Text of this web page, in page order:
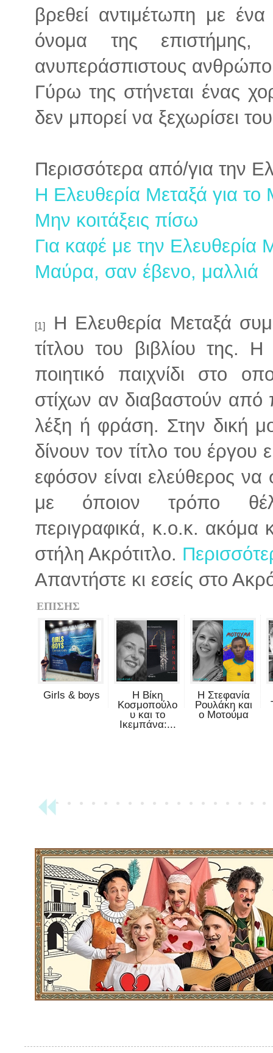
βρεθεί αντιμέτωπη με
όνομα της επιστήμης,
ανυπεράσπιστους
Γύρω της στήνεται ένας
δεν μπορεί να ξεχωρίσει
Περισσότερα από/για την
Η Ελευθερία Μεταξά για το
Μην κοιτάξεις πίσω
Για καφέ με την Ελευθερία
Μαύρα, σαν έβενο, μαλλιά
[1]
Η Ελευθερία Μεταξά
τίτλου του βιβλίου της. Η
ποιητικό παιχνίδι στο
στίχων αν διαβαστούν
λέξη ή φράση. Στην δική
δίνουν τον τίτλο του έργου
εφόσον είναι ελεύθερος
με όποιον τρόπο
περιγραφικά, κ.ο.κ. ακόμα
στήλη Ακρότιτλο.
Απαντήστε κι εσείς στο
ΕΠΙΣΗΣ
Girls & boys
Η Βίκη
Κοσμοπούλο
υ και το
Ικεμπάνα:...
Η Στεφανία
Ρουλάκη και
ο Μοτούμα